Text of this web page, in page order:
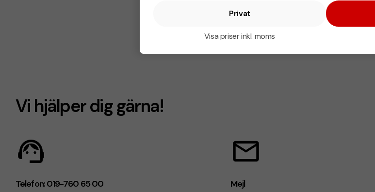
Privat
Visa priser inkl. moms
Vi hjälper dig gärna!
Telefon: 019-760 65 00 Mejl